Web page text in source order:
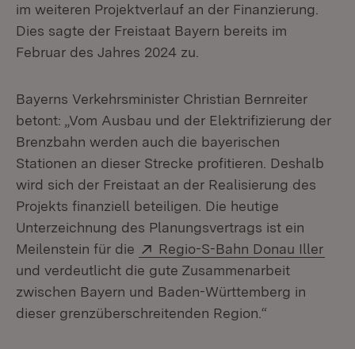
im weiteren Projektverlauf an der Finanzierung.
Dies sagte der Freistaat Bayern bereits im
Februar des Jahres 2024 zu.
Bayerns Verkehrsminister Christian Bernreiter
betont: „Vom Ausbau und der Elektrifizierung der
Brenzbahn werden auch die bayerischen
Stationen an dieser Strecke profitieren. Deshalb
wird sich der Freistaat an der Realisierung des
Projekts finanziell beteiligen. Die heutige
Unterzeichnung des Planungsvertrags ist ein
Meilenstein für die
Extern:
Regio-S-Bahn Donau Iller
und verdeutlicht die gute Zusammenarbeit
zwischen Bayern und Baden-Württemberg in
dieser grenzüberschreitenden Region.“